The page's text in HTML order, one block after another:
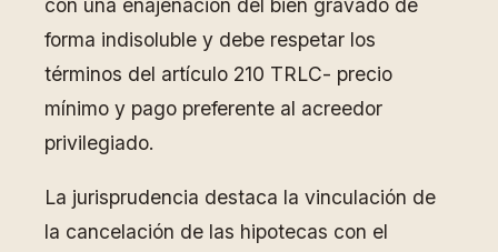
con una enajenación del bien gravado de
forma indisoluble y debe respetar los
términos del artículo 210 TRLC- precio
mínimo y pago preferente al acreedor
privilegiado.
La jurisprudencia destaca la vinculación de
la cancelación de las hipotecas con el